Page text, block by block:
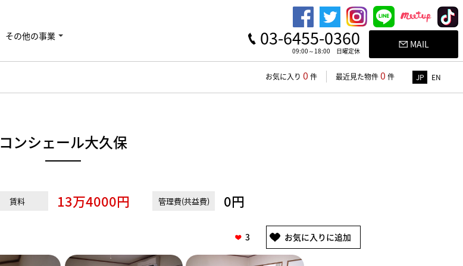
その他の事業 03-6455-0360
09:00～18:00 日曜定休
MAIL
お気に入り 0 件 最近見た物件0 件 JP EN
コンシェール大久保
賃料 13万4000円 管理費(共益費) 0円
3